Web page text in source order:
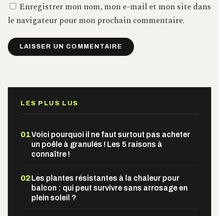
Enregistrer mon nom, mon e-mail et mon site dans
le navigateur pour mon prochain commentaire.
LES PLUS LUS
01Voici pourquoi il ne faut surtout pas acheter
un poêle à granulés ! Les 5 raisons à
connaître !
02Les plantes résistantes à la chaleur pour
balcon : qui peut survivre sans arrosage en
plein soleil ?